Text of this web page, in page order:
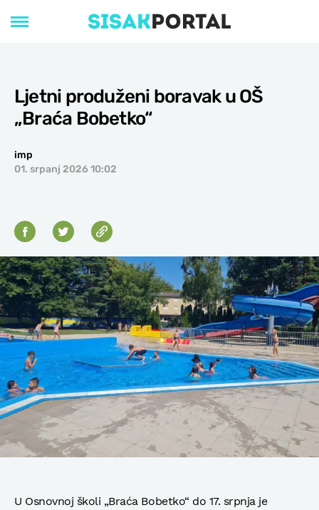
Ljetni produženi boravak u OŠ
„Braća Bobetko“
imp
01. srpanj 2026 10:02
U Osnovnoj školi „Braća Bobetko“ do 17. srpnja je